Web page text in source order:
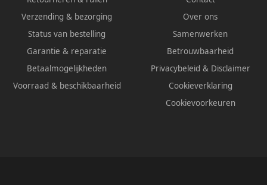
Verzending & bezorging
Status van bestelling
Garantie & reparatie
Betaalmogelijkheden
Voorraad & beschikbaarheid
Over ons
Samenwerken
Betrouwbaarheid
Privacybeleid & Disclaimer
Cookieverklaring
Cookievoorkeuren